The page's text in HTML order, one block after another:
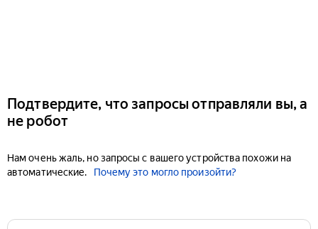
Подтвердите, что запросы отправляли вы, а
не робот
Нам очень жаль, но запросы с вашего устройства похожи на
автоматические.
Почему это могло произойти?